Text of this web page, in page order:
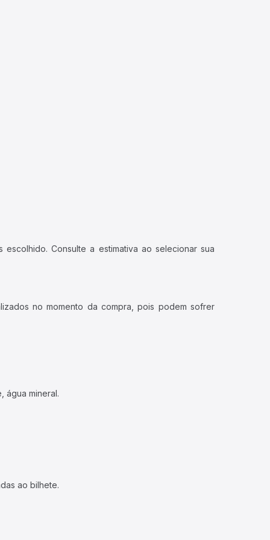
Consulte a estimativa ao selecionar sua
no momento da compra, pois podem sofrer
água mineral.
ao bilhete.